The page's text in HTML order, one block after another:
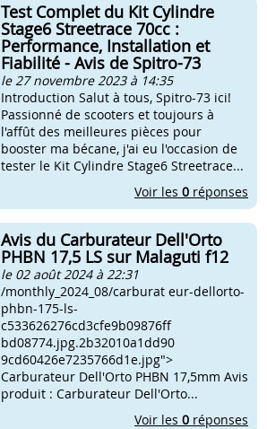
Test Complet du Kit Cylindre
Stage6 Streetrace 70cc :
Performance, Installation et
Fiabilité - Avis de Spitro-73
le 27 novembre 2023 à 14:35
Introduction Salut à tous, Spitro-73 ici!
Passionné de scooters et toujours à
l'affût des meilleures pièces pour
booster ma bécane, j'ai eu l'occasion de
tester le Kit Cylindre Stage6 Streetrace...
Voir les 0 réponses
Avis du Carburateur Dell'Orto
PHBN 17,5 LS sur Malaguti f12
le 02 août 2024 à 22:31
/monthly_2024_08/carburat eur-dellorto-
phbn-175-ls-
c533626276cd3cfe9b09876ff
bd08774.jpg.2b32010a1dd90
9cd60426e7235766d1e.jpg">
Carburateur Dell'Orto PHBN 17,5mm Avis
produit : Carburateur Dell'Orto...
Voir les 0 réponses